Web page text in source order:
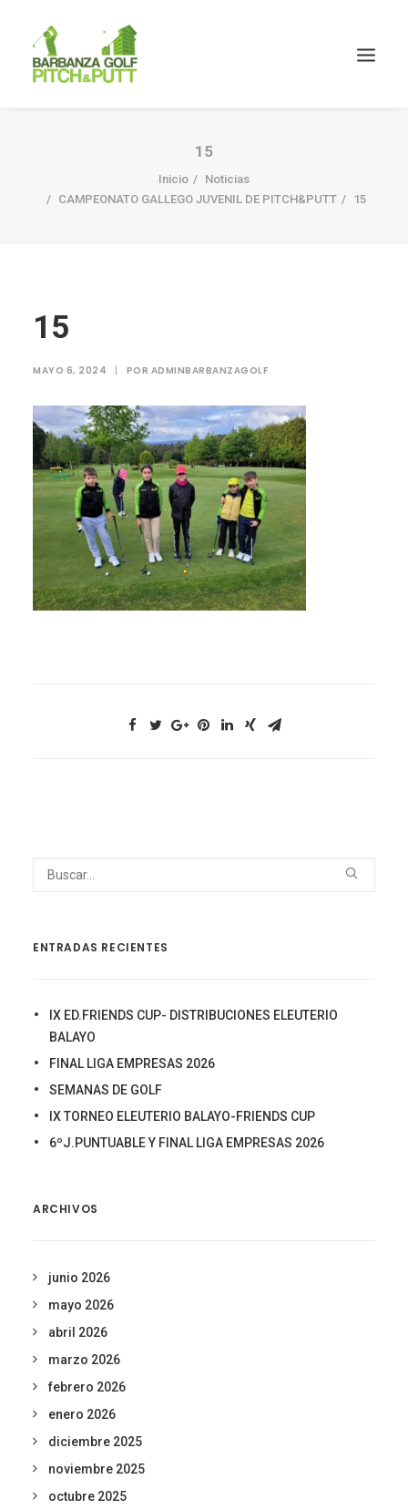
15
Inicio
Noticias
CAMPEONATO GALLEGO JUVENIL DE PITCH&PUTT
15
15
MAYO 6, 2024 | POR ADMINBARBANZAGOLF
ENTRADAS RECIENTES
IX ED.FRIENDS CUP- DISTRIBUCIONES ELEUTERIO
BALAYO
FINAL LIGA EMPRESAS 2026
SEMANAS DE GOLF
IX TORNEO ELEUTERIO BALAYO-FRIENDS CUP
6ºJ.PUNTUABLE Y FINAL LIGA EMPRESAS 2026
ARCHIVOS
junio 2026
mayo 2026
abril 2026
marzo 2026
febrero 2026
enero 2026
diciembre 2025
noviembre 2025
octubre 2025